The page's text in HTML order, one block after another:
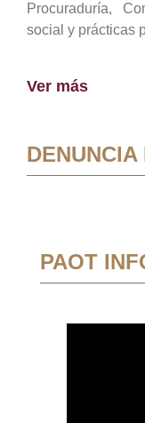
Procuraduría,
social y prácticas
Ver más
DENUNCIA
PAOT